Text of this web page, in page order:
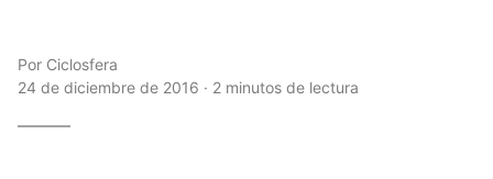
Por Ciclosfera
24 de diciembre de 2016 · 2 minutos de lectura